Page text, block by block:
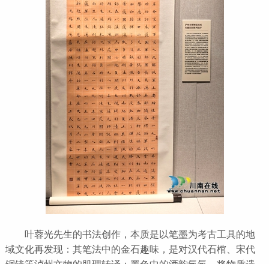
叶蓉光先生的书法创作，本质是以笔墨为考古工具的地
域文化再发现：其笔法中的金石趣味，是对汉代石棺、宋代